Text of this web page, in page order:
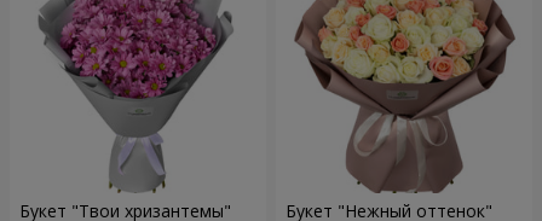
Букет "Твои хризантемы" Букет "Нежный оттенок"